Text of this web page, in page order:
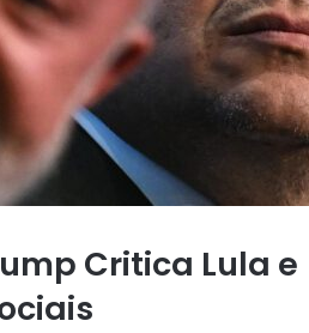
Critica Lula e